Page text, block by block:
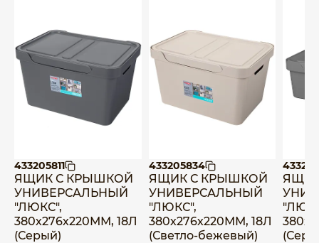
433205811
ЯЩИК С КРЫШКОЙ
УНИВЕРСАЛЬНЫЙ
"ЛЮКС",
380х276х220ММ, 18Л
(Серый)
433205834
ЯЩИК С КРЫШКОЙ
УНИВЕРСАЛЬНЫЙ
"ЛЮКС",
380х276х220ММ, 18Л
(Светло-бежевый)